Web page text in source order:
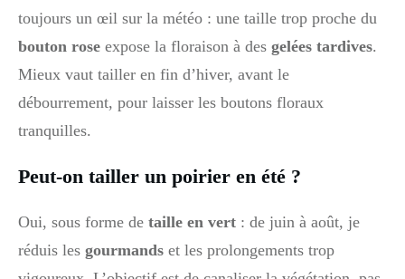
toujours un œil sur la météo : une taille trop proche du
bouton rose expose la floraison à des gelées tardives.
Mieux vaut tailler en fin d’hiver, avant le
débourrement, pour laisser les boutons floraux
tranquilles.
Peut-on tailler un poirier en été ?
Oui, sous forme de taille en vert : de juin à août, je
réduis les gourmands et les prolongements trop